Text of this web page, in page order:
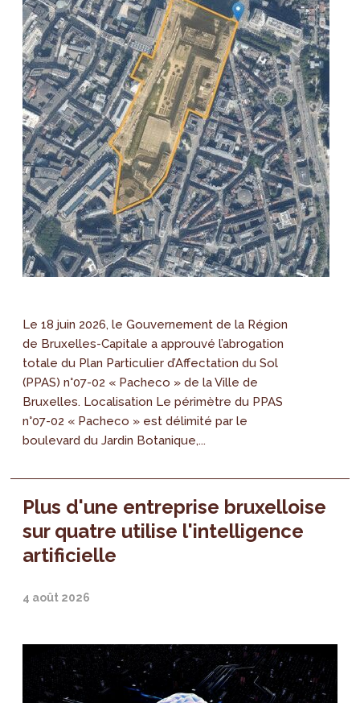
Le 18 juin 2026, le Gouvernement de la Région
de Bruxelles-Capitale a approuvé l’abrogation
totale du Plan Particulier d’Affectation du Sol
(PPAS) n°07-02 « Pacheco » de la Ville de
Bruxelles. Localisation Le périmètre du PPAS
n°07-02 « Pacheco » est délimité par le
boulevard du Jardin Botanique,...
Plus d'une entreprise bruxelloise
sur quatre utilise l'intelligence
artificielle
4 août 2026